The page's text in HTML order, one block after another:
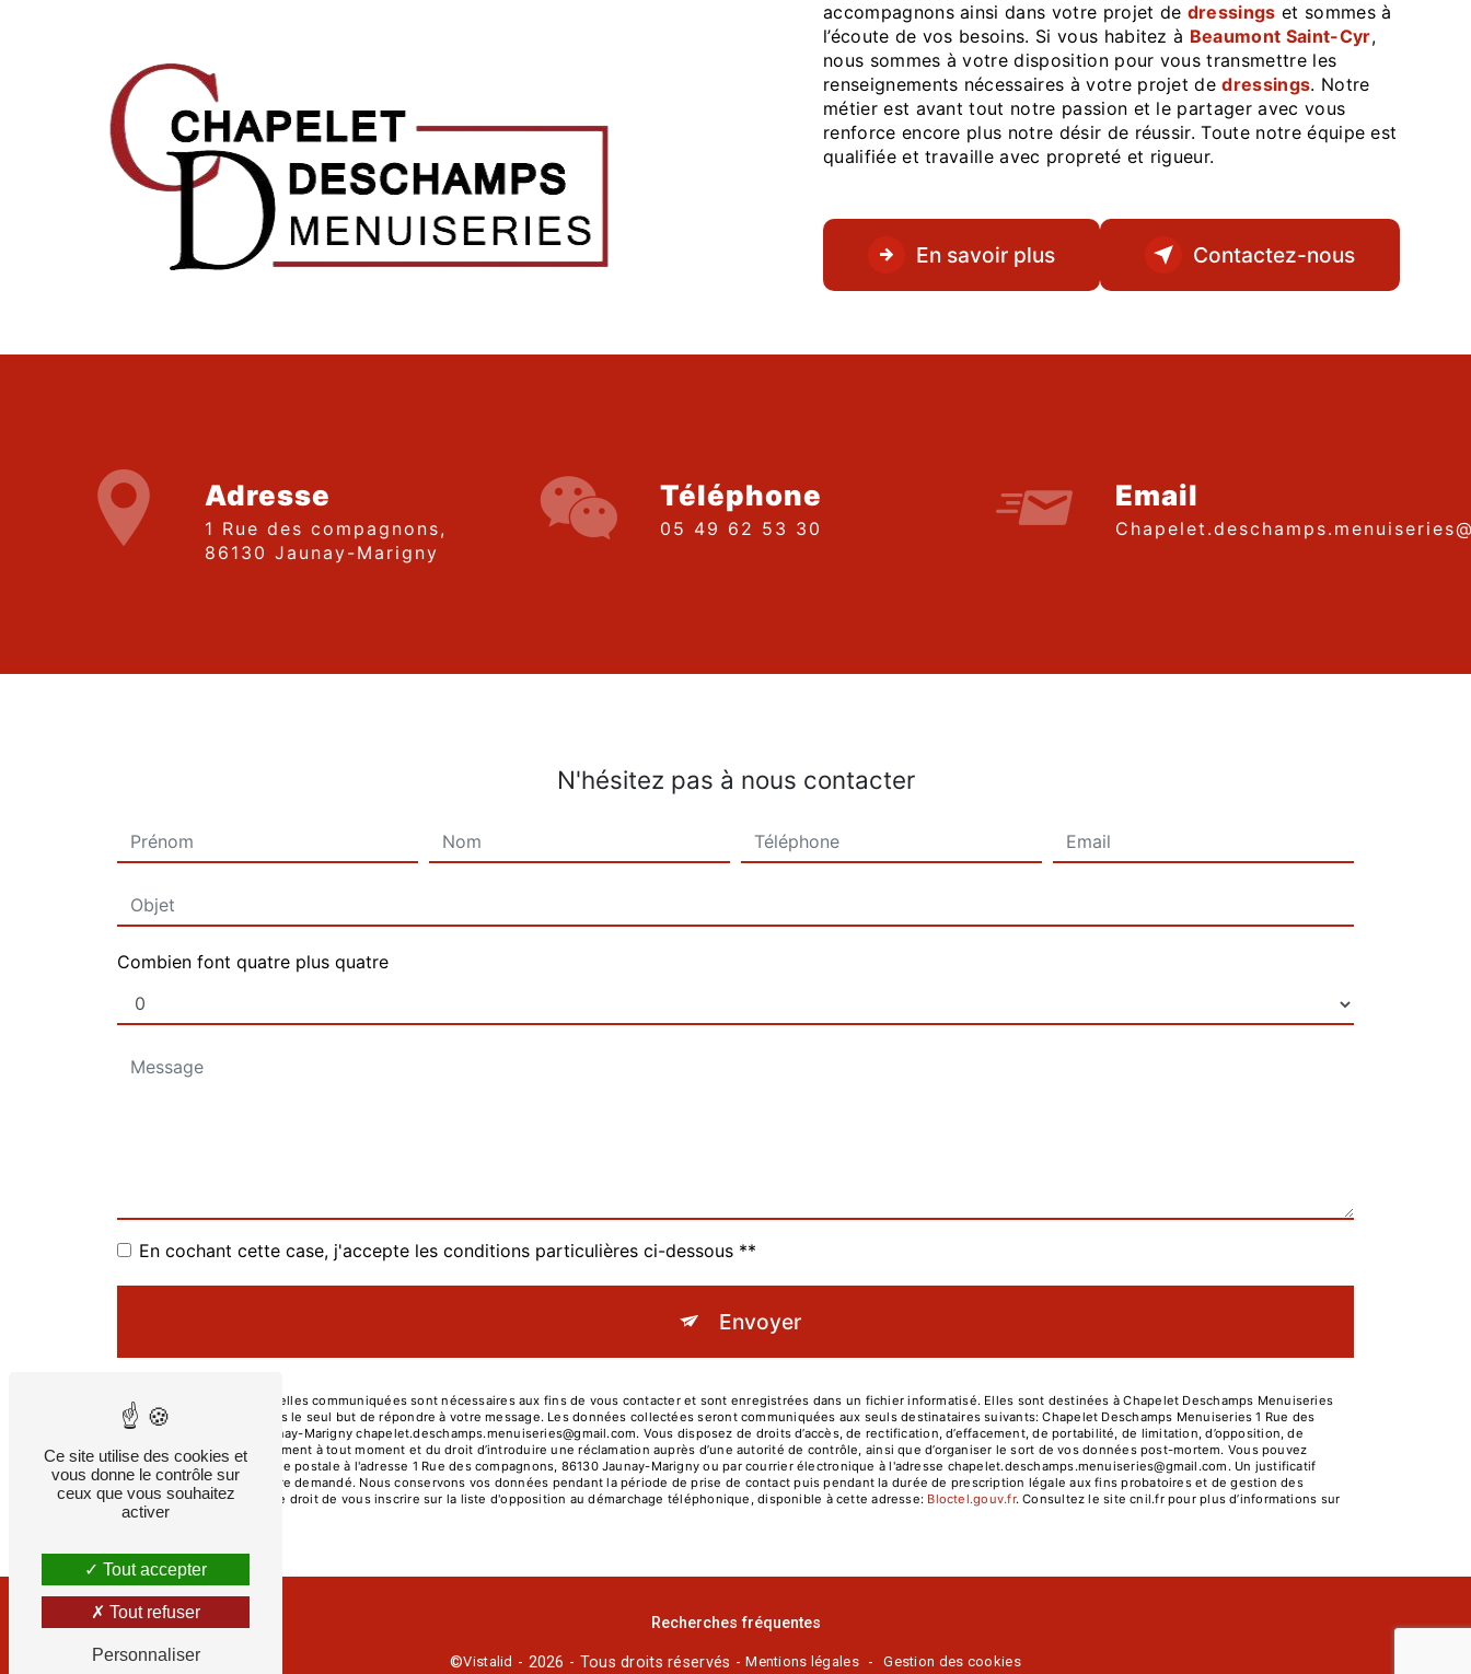
accompagnons ainsi dans votre projet de dressings et sommes à
l’écoute de vos besoins. Si vous habitez à Beaumont Saint-Cyr,
nous sommes à votre disposition pour vous transmettre les
renseignements nécessaires à votre projet dedressings. Notre
métier est avant tout notre passion et le partager avec vous
renforce encore plus notre désir de réussir. Toute notre équipe est
qualifiée et travaille avec propreté et rigueur.
En savoir plus Contactez-nous
Adresse
1 Rue des compagnons,
86130 Jaunay-Marigny
Téléphone
05 49 62 53 30
Email
N'hésitez pas à nous contacter
Combien font quatre plus quatre
En cochant cette case, j'accepte les conditions particulières ci-dessous **
Envoyer
** Les données personnelles communiquées sont nécessaires aux fins de vous contacter et sont enregistrées dans un fichier informatisé. Elles sont destinées à Chapelet Deschamps Menuiseries
et ses sous-traitants dans le seul but de répondre à votre message. Les données collectées seront communiquées aux seuls destinataires suivants: Chapelet Deschamps Menuiseries 1 Rue des
compagnons, 86130 Jaunay-Marigny chapelet.deschamps.menuiseries@gmail.com. Vous disposez de droits d’accès, de rectification, d’effacement, de portabilité, de limitation, d’opposition, de
retrait de votre consentement à tout moment et du droit d’introduire une réclamation auprès d’une autorité de contrôle, ainsi que d’organiser le sort de vos données post-mortem. Vous pouvez
exercer ces droits par voie postale à l'adresse 1 Rue des compagnons, 86130 Jaunay-Marigny ou par courrier électronique à l'adresse chapelet.deschamps.menuiseries@gmail.com. Un justificatif
d'identité pourra vous être demandé. Nous conservons vos données pendant la période de prise de contact puis pendant la durée de prescription légale aux fins probatoires et de gestion des
contentieux. Vous avez le droit de vous inscrire sur la liste d'opposition au démarchage téléphonique, disponible à cette adresse:
Bloctel.gouv.fr. Consultez le site cnil.fr pour plus d’informations sur
vos droits.
Recherches fréquentes
©Vistalid - 2026 - Tous droits réservés -Mentions légales-Gestion des cookies
Ce site utilise des cookies et
vous donne le contrôle sur
ceux que vous souhaitez
activer
Tout accepter
Tout refuser
Personnaliser